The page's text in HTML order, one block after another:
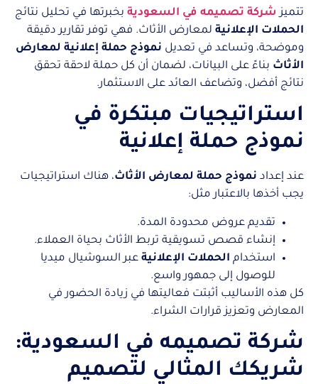
تتميز شركة تصميمه في السعودية بخبرتها في تحليل نتائج
الحملات الإعلانية لمعارض الأثاث. فهي توفر تقارير دقيقة
وموضحة، وتساعد في تعديل نموذج حملة إعلانية لمعارض
الأثاث بناءً على البيانات، لضمان أن كل حملة لاحقة تحقق
نتائج أفضل، وتضاعف العائد على الاستثمار.
استراتيجيات مبتكرة في
نموذج حملة إعلانية
عند إعداد نموذج حملة لمعارض الأثاث، هناك استراتيجيات
يجب أخذها بالاعتبار مثل:
تقديم عروض محدودة المدة.
إنشاء قصص تسويقية تربط الأثاث بحياة العملاء.
استخدام الحملات الإعلانية عبر السوشيال ميديا
للوصول إلى جمهور واسع.
كل هذه الأساليب أثبتت فعاليتها في زيادة الحضور في
المعارض وتعزيز قرارات الشراء.
شركة تصميمه في السعودية:
شريكك المثالي لتصميم